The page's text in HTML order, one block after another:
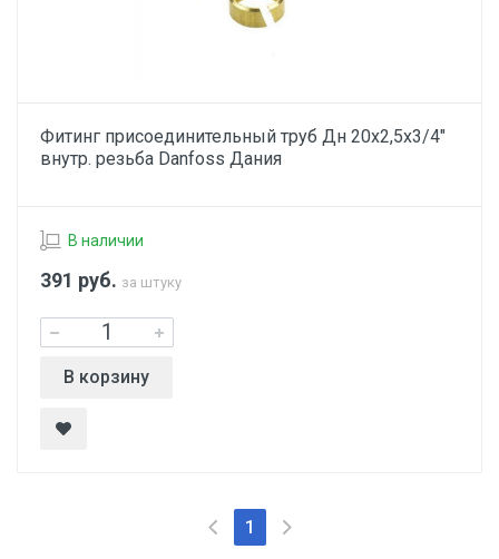
Фитинг присоединительный труб Дн 20х2,5х3/4"
внутр. резьба Danfoss Дания
В наличии
391 руб. за штуку
В корзину
1